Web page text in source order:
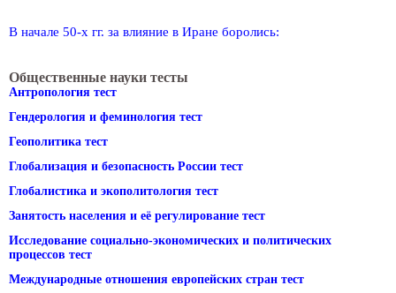
В начале 50-х гг. за влияние в Иране боролись:
Общественные науки тесты
Антропология тест
Гендерология и феминология тест
Геополитика тест
Глобализация и безопасность России тест
Глобалистика и экополитология тест
Занятость населения и её регулирование тест
Исследование социально-экономических и политических
процессов тест
Международные отношения европейских стран тест